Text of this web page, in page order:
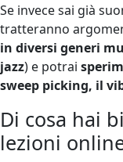
Se invece sai già
tratteranno
in diversi generi
jazz) e potrai
sweep picking, il
Di cosa hai
lezioni